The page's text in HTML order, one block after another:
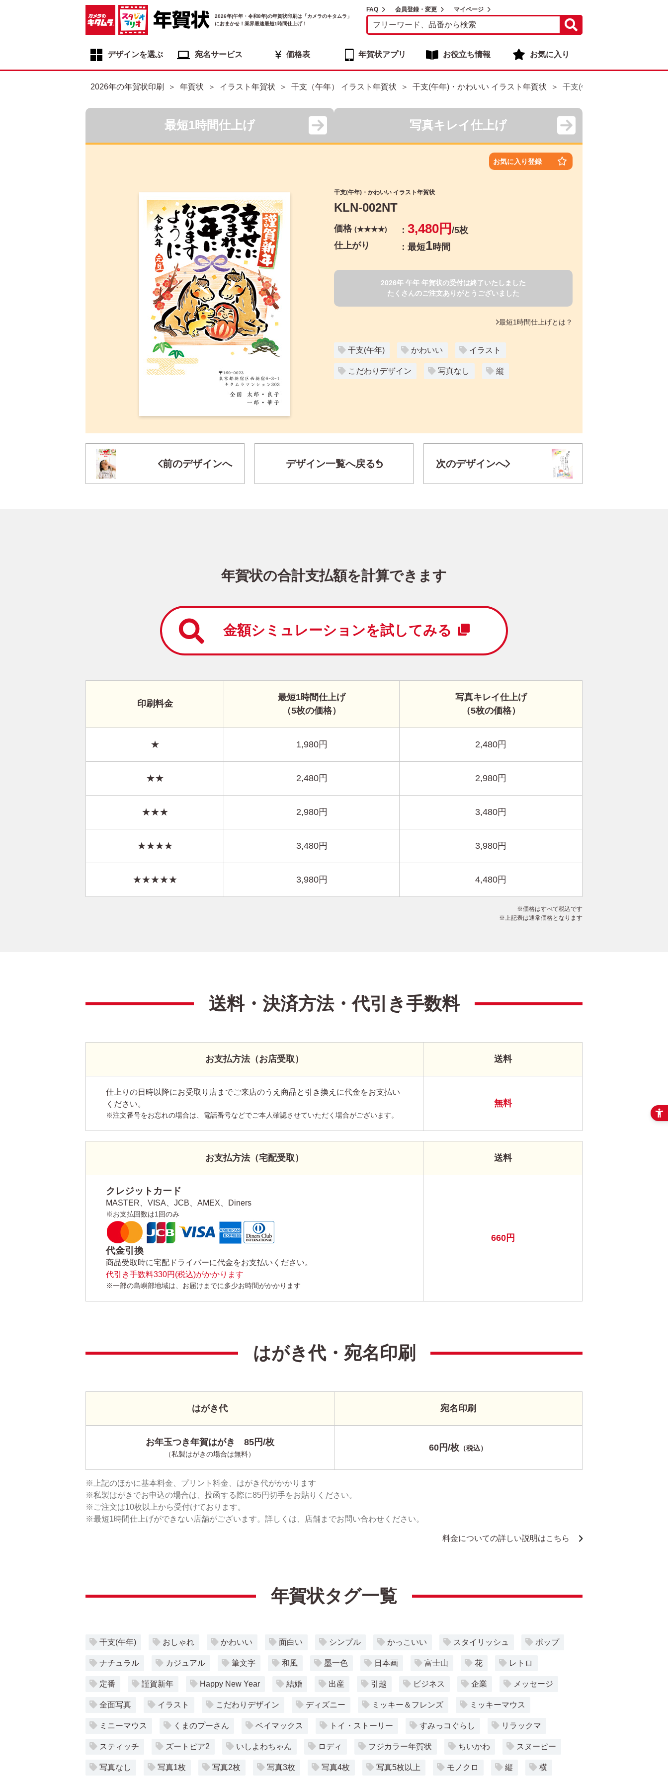
2026年(午年・令和8年)の年賀状印刷は「カメラのキタムラ」
におまかせ！業界最速最短1時間仕上げ！
FAQ 会員登録・変更 マイページ
デザインを選ぶ 宛名サービス 価格表 年賀状アプリ お役立ち情報 お気に入り
2026年の年賀状印刷 年賀状 イラスト年賀状 干支（午年） イラスト年賀状 干支(午年)・かわいい イラスト年賀状 干支(午年)・かわいい イラ
最短1時間仕上げ 写真キレイ仕上げ
お気に入り登録
干支(午年)・かわいい イラスト年賀状
KLN-002NT
価格 (★★★★) 3,480円 /5枚
仕上がり
最短1時間
2026年 午年 年賀状の受付は終了いたしました
たくさんのご注文ありがとうございました
最短1時間仕上げとは？
干支(午年) かわいい イラスト
こだわりデザイン 写真なし 縦
干支(午年)・かわいい イラスト年賀状
こだわりデザイン 写真なし 縦
前のデザインへ デザイン一覧へ戻る 次のデザインへ
年賀状の合計支払額を計算できます
金額シミュレーションを試してみる
印刷料金
最短1時間仕上げ
（5枚の価格）
写真キレイ仕上げ
（5枚の価格）
★ 1,980円 2,480円
★★ 2,480円 2,980円
★★★ 2,980円 3,480円
★★★★ 3,480円 3,980円
★★★★★ 3,980円 4,480円
価格はすべて税込です
上記表は通常価格となります
送料・決済方法・代引き手数料
お支払方法（お店受取）
仕上りの日時以降にお受取り店までご来店のうえ商品と引き換えに代金をお支払い
ください。
※注文番号をお忘れの場合は、電話番号などでご本人確認させていただく場合がございます。
送料
無料
お支払方法（宅配受取）
クレジットカード
MASTER、VISA、JCB、AMEX、Diners
※お支払回数は1回のみ
代金引換
商品受取時に宅配ドライバーに代金をお支払いください。
代引き手数料330円(税込)がかかります
※一部の島嶼部地域は、お届けまでに多少お時間がかかります
送料
660円
はがき代・宛名印刷
はがき代
お年玉つき年賀はがき 85円/枚
（私製はがきの場合は無料）
宛名印刷
60円/枚 （税込）
上記のほかに基本料金、プリント料金、はがき代がかかります
私製はがきでお申込の場合は、投函する際に85円切手をお貼りください。
ご注文は10枚以上から受付けております。
最短1時間仕上げができない店舗がございます。詳しくは、店舗までお問い合わせください。
料金についての詳しい説明はこちら
年賀状タグ一覧
干支(午年) おしゃれ かわいい 面白い シンプル かっこいい スタイリッシュ ポップ
ナチュラル カジュアル 筆文字 和風 墨一色 日本画 富士山 花 レトロ
定番 謹賀新年 Happy New Year 結婚 出産 引越 ビジネス 企業 メッセージ
全面写真 イラスト こだわりデザイン ディズニー ミッキー＆フレンズ ミッキーマウス
ミニーマウス くまのプーさん ベイマックス トイ・ストーリー すみっコぐらし リラックマ
スティッチ ズートピア2 いしよわちゃん ロディ フジカラー年賀状 ちいかわ スヌーピー
写真なし 写真1枚 写真2枚 写真3枚 写真4枚 写真5枚以上 モノクロ 縦 横